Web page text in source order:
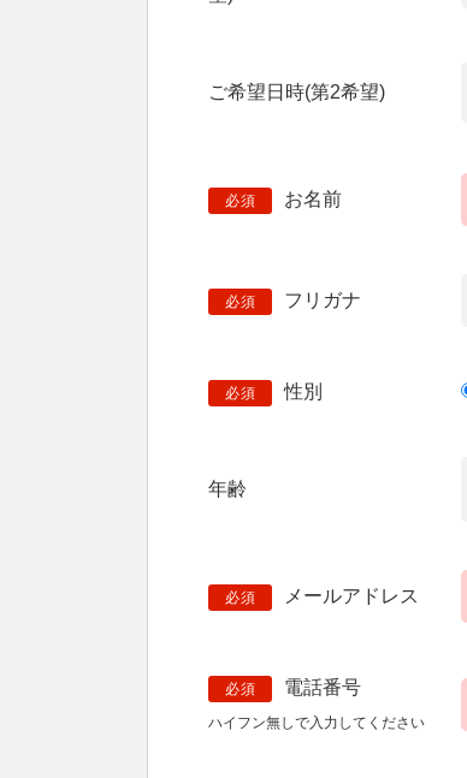
ご希望日時(第2希望)
必須 お名前
必須 フリガナ
必須 性別
年齢
必須 メールアドレス
必須 電話番号
ハイフン無しで入力してください